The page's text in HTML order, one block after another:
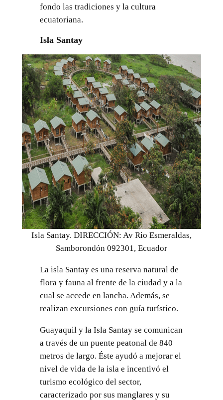
fondo las tradiciones y la cultura
ecuatoriana.
Isla Santay
Isla Santay. DIRECCIÓN: Av Rio Esmeraldas,
Samborondón 092301, Ecuador
La isla Santay es una reserva natural de
flora y fauna al frente de la ciudad y a la
cual se accede en lancha. Además, se
realizan excursiones con guía turístico.
Guayaquil y la Isla Santay se comunican
a través de un puente peatonal de 840
metros de largo. Éste ayudó a mejorar el
nivel de vida de la isla e incentivó el
turismo ecológico del sector,
caracterizado por sus manglares y su